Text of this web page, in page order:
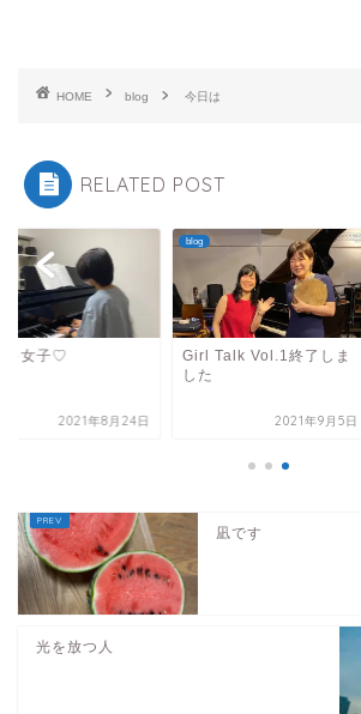
HOME blog 今日は
RELATED POST
キ女子♡
2021年8月24日
blog
Girl Talk Vol.1終了しま
した
2021年9月5日
凪です
光を放つ人